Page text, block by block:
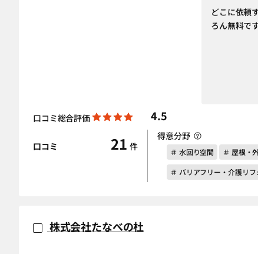
どこに依頼
ろん無料で
口コミ総合評価 4.5
口コミ 21 件
得意分野
＃ 水回り空間 ＃ 屋根・
＃ バリアフリー・介護リフ
株式会社たなべの杜